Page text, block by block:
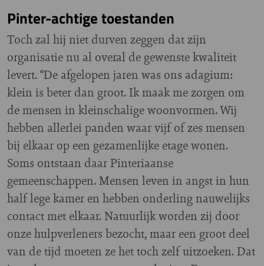
Pinter-achtige toestanden
Toch zal hij niet durven zeggen dat zijn
organisatie nu al overal de gewenste kwaliteit
levert. “De afgelopen jaren was ons adagium:
klein is beter dan groot. Ik maak me zorgen om
de mensen in kleinschalige woonvormen. Wij
hebben allerlei panden waar vijf of zes mensen
bij elkaar op een gezamenlijke etage wonen.
Soms ontstaan daar Pinteriaanse
gemeenschappen. Mensen leven in angst in hun
half lege kamer en hebben onderling nauwelijks
contact met elkaar. Natuurlijk worden zij door
onze hulpverleners bezocht, maar een groot deel
van de tijd moeten ze het toch zelf uitzoeken. Dat